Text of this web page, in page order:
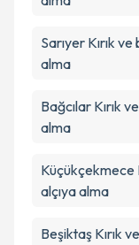
Sarıyer Kırık
alma
Bağcılar Kırık
alma
Küçükçekmece
alçıya alma
Beşiktaş Kırık